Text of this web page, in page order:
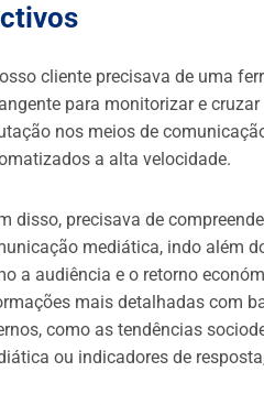
cliente precisava de uma
para monitorizar e
nos meios de
a alta velocidade.
disso, precisava de
mediática, indo além
a audiência e o retorno
mais detalhadas com
como as tendências
ou indicadores de